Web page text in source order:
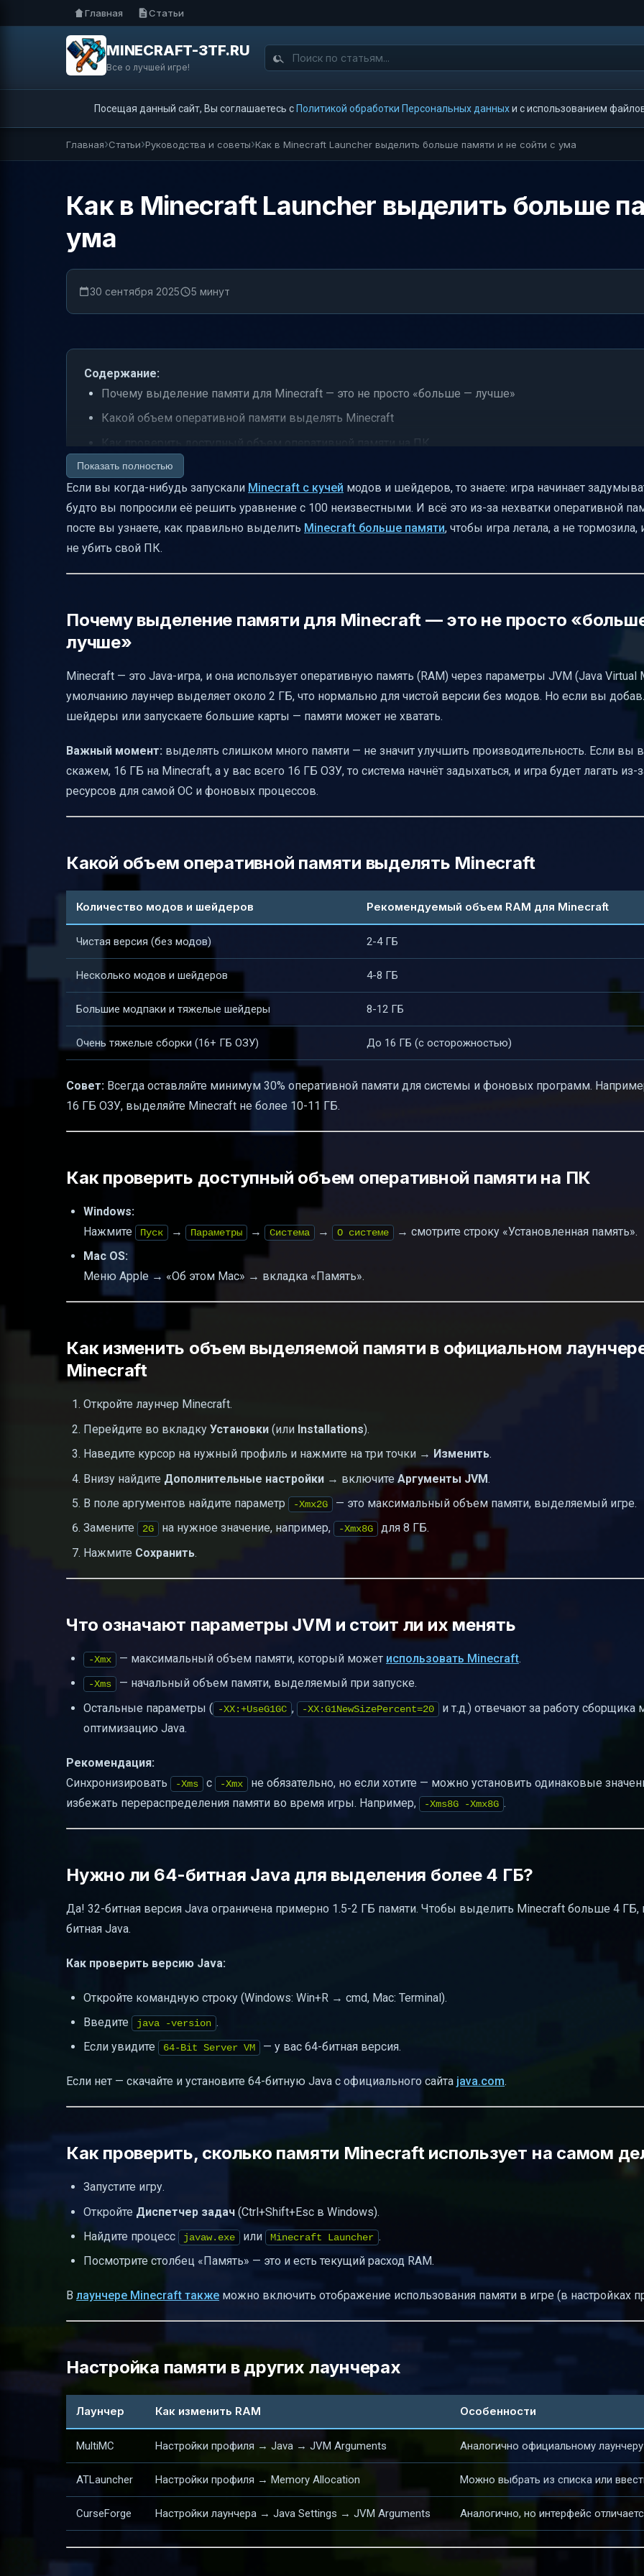
Главная Статьи
MINECRAFT-3TF.RU
Все о лучшей игре!
Посещая данный сайт, Вы соглашаетесь с Политикой обработки Персональных данныхи с использованием
Главная Статьи Руководства и советы Как в Minecraft Launcher выделить больше памяти и не сойти с ума
Как в Minecraft Launcher выделить больше
ума
30 сентября 2025 5 минут
Содержание:
Почему выделение памяти для Minecraft — это не просто «больше — лучше»
Какой объем оперативной памяти выделять Minecraft
Как проверить доступный объем оперативной памяти на ПК
Как изменить объем выделяемой памяти в официальном лаунчере Minecraft
Что означают параметры JVM и стоит ли их менять
Нужно ли 64-битная Java для выделения более 4 ГБ?
Как проверить, сколько памяти Minecraft использует на самом деле
Практические советы для оптимальной работы Minecraft
Итоговая таблица параметров JVM для Minecraft
Показать полностью
Если вы когда-нибудь запускали Minecraft с кучей модов и шейдеров, то знаете: игра начинает
будто вы попросили её решить уравнение с 100 неизвестными. И всё это из-за нехватки оперативной
посте вы узнаете, как правильно выделить Minecraft больше памяти, чтобы игра летала, а не тормозила,
не убить свой ПК.
Почему выделение памяти для Minecraft — это не просто
лучше»
Minecraft — это Java-игра, и она использует оперативную память (RAM) через параметры JVM (Java Virtual
умолчанию лаунчер выделяет около 2 ГБ, что нормально для чистой версии без модов. Но если вы
шейдеры или запускаете большие карты — памяти может не хватать.
Важный момент: выделять слишком много памяти — не значит улучшить производительность. Если вы
скажем, 16 ГБ на Minecraft, а у вас всего 16 ГБ ОЗУ, то система начнёт задыхаться, и игра будет лагать из-
ресурсов для самой ОС и фоновых процессов.
Какой объем оперативной памяти выделять Minecraft
Количество модов и шейдеров Рекомендуемый объем RAM для Minecraft
Чистая версия (без модов) 2-4 ГБ
Несколько модов и шейдеров 4-8 ГБ
Большие модпаки и тяжелые шейдеры 8-12 ГБ
Очень тяжелые сборки (16+ ГБ ОЗУ) До 16 ГБ (с осторожностью)
Совет: Всегда оставляйте минимум 30% оперативной памяти для системы и фоновых программ.
16 ГБ ОЗУ, выделяйте Minecraft не более 10-11 ГБ.
Как проверить доступный объем оперативной памяти на ПК
Windows:
Нажмите
Пуск → Параметры → Система → О системе
→ смотрите строку «Установленная память».
Mac OS:
Меню Apple → «Об этом Mac» → вкладка «Память».
Как изменить объем выделяемой памяти в официальном
Minecraft
Откройте лаунчер Minecraft.
Перейдите во вкладку Установки (или Installations).
Наведите курсор на нужный профиль и нажмите на три точки → Изменить.
Внизу найдите Дополнительные настройки → включите Аргументы JVM.
В поле аргументов найдите параметр
-Xmx2G
— это максимальный объем памяти, выделяемый игре.
Замените
2G на нужное значение, например, -Xmx8G
для 8 ГБ.
Нажмите Сохранить.
Что означают параметры JVM и стоит ли их менять
-Xmx — максимальный объем памяти, который может использовать Minecraft.
-Xms
— начальный объем памяти, выделяемый при запуске.
Остальные параметры ( -XX:+UseG1GC , -XX:G1NewSizePercent=20
и т.д.) отвечают за работу сборщика
оптимизацию Java.
Рекомендация:
Синхронизировать
-Xms с -Xmx
не обязательно, но если хотите — можно установить одинаковые
избежать перераспределения памяти во время игры. Например,
-Xms8G -Xmx8G .
Нужно ли 64-битная Java для выделения более 4 ГБ?
Да! 32-битная версия Java ограничена примерно 1.5-2 ГБ памяти. Чтобы выделить Minecraft больше 4 ГБ,
битная Java.
Как проверить версию Java:
Откройте командную строку (Windows: Win+R → cmd, Mac: Terminal).
Введите
java -version .
Если увидите
64-Bit Server VM — у вас 64-битная версия.
Если нет — скачайте и установите 64-битную Java с официального сайта java.com.
Как проверить, сколько памяти Minecraft использует на самом
Запустите игру.
Откройте Диспетчер задач (Ctrl+Shift+Esc в Windows).
Найдите процесс
javaw.exe или Minecraft Launcher .
Посмотрите столбец «Память» — это и есть текущий расход RAM.
В лаунчере Minecraft также можно включить отображение использования памяти в игре (в настройках
Настройка памяти в других лаунчерах
Лаунчер Как изменить RAM Особенности
MultiMC Настройки профиля → Java → JVM Arguments Аналогично официальному лаунчеру
ATLauncher Настройки профиля → Memory Allocation Можно выбрать из списка или
CurseForge Настройки лаунчера → Java Settings → JVM Arguments Аналогично, но интерфейс